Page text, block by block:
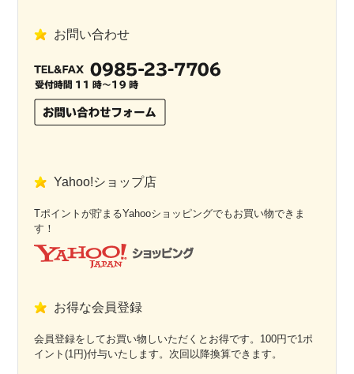
お問い合わせ
Yahoo!ショップ店
Tポイントが貯まるYahooショッピングでもお買い物できま
す！
お得な会員登録
会員登録をしてお買い物しいただくとお得です。100円で1ポ
イント(1円)付与いたします。次回以降換算できます。